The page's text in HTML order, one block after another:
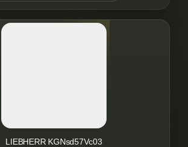
LIEBHERR KGNsd57Vc03